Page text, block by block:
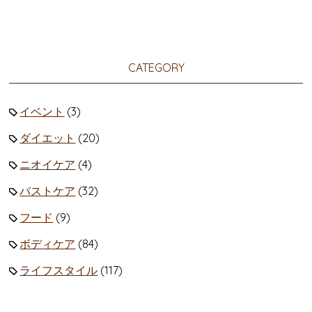
CATEGORY
イベント (3)
ダイエット (20)
ニオイケア (4)
バストケア (32)
フード (9)
ボディケア (84)
ライフスタイル (117)